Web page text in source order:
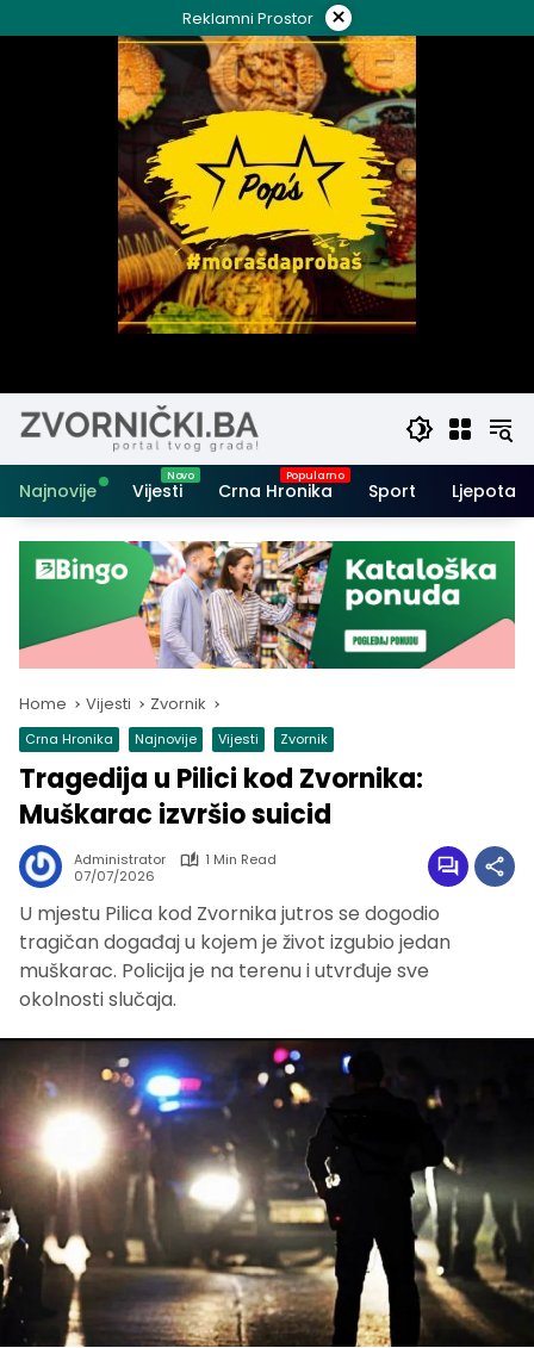
to
Reklamni Prostor ×
Najnovije Vijesti Crna Hronika Sport Ljepota i
Home Vijesti Zvornik
Crna Hronika Najnovije Vijesti Zvornik
Tragedija u Pilici kod Zvornika:
Muškarac izvršio suicid
Administrator
1 Min Read
07/07/2026
U mjestu Pilica kod Zvornika jutros se dogodio
tragičan događaj u kojem je život izgubio jedan
muškarac. Policija je na terenu i utvrđuje sve
okolnosti slučaja.